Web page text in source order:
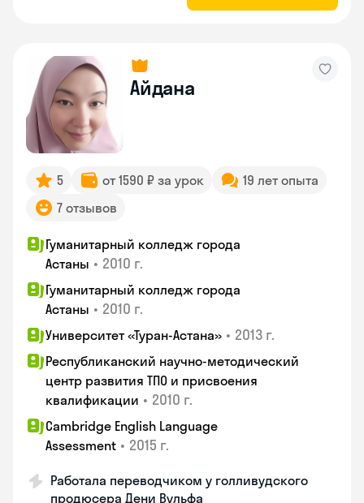
Айдана
5 от 1590 ₽ за урок
19 лет опыта
7 отзывов
Гуманитарный колледж города
Астаны • 2010 г.
Гуманитарный колледж города
Астаны • 2010 г.
Университет «Туран-Астана» • 2013 г.
Республиканский научно-методический
центр развития ТПО и присвоения
квалификации • 2010 г.
Cambridge English Language
Assessment • 2015 г.
Работала переводчиком у голливудского
продюсера Дени Вульфа